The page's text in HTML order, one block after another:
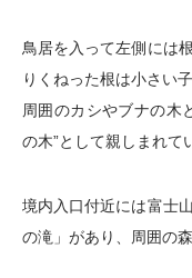
鳥居を入って左側には
りくねった根は小さい
周囲のカシやブナの木
の木”として親しまれて
境内入口付近には富士
の滝」があり、周囲の